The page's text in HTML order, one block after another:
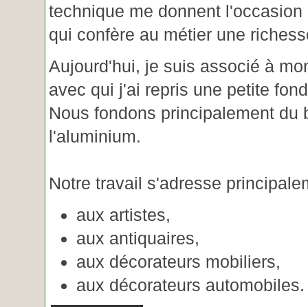
technique me donnent
qui confère au métier une
Aujourd'hui, je suis associé à
avec qui j'ai repris une petite
Nous fondons principalement
l'aluminium.
Notre travail s'adresse
aux artistes,
aux antiquaires,
aux décorateurs mobiliers,
aux décorateurs automobiles.